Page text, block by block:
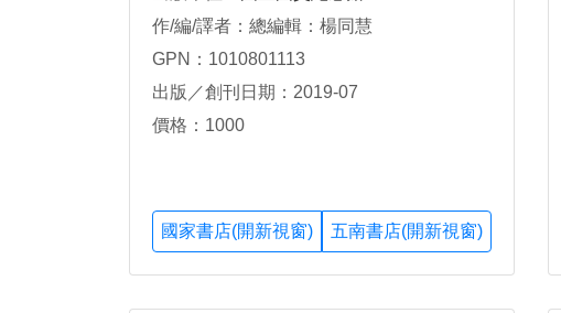
作/編/譯者：總編輯：楊同慧
GPN：1010801113
出版／創刊日期：2019-07
價格：1000
國家書店(開新視窗) 五南書店(開新視窗)